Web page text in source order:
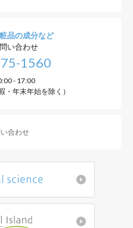
品の成分など
い合わせ
1560
- 17:00
・年末年始を除く）
合わせ